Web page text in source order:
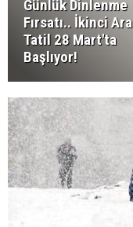
Günlük Dinlenme
Fırsatı.. İkinci Ara
Tatil 28 Mart'ta
Başlıyor!